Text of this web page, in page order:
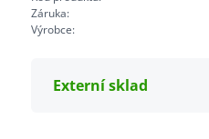
Záruka:
Výrobce:
Externí sklad